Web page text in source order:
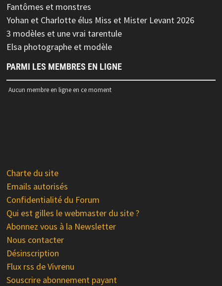
Fantômes et monstres
Yohan et Charlotte élus Miss et Mister Levant 2026
3 modèles et une vrai tarentule
Elsa photographe et modèle
PARMI LES MEMBRES EN LIGNE
Aucun membre en ligne en ce moment
Charte du site
Emails autorisés
Confidentialité du Forum
Qui est gilles le webmaster du site ?
Abonnez vous à la Newsletter
Nous contacter
Désinscription
Flux rss de Vivrenu
Souscrire abonnement payant